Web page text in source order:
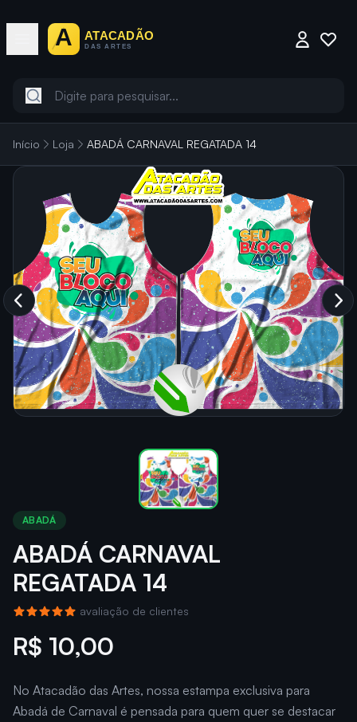
Início Loja ABADÁ CARNAVAL REGATADA 14
ABADÁ
ABADÁ CARNAVAL
REGATADA 14
avaliação de clientes
R$ 10,00
No Atacadão das Artes, nossa estampa exclusiva para
Abadá de Carnaval é pensada para quem quer se destacar